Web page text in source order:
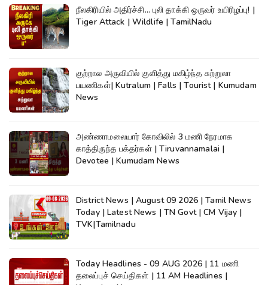
நீலகிரியில் அதிர்ச்சி... புலி தாக்கி ஒருவர் உயிரிழப்பு! |
Tiger Attack | Wildlife | TamilNadu
குற்றால அருவியில் குளித்து மகிழ்ந்த சுற்றுலா
பயணிகள்| Kutralum | Falls | Tourist | Kumudam
News
அண்ணாமலையார் கோவிலில் 3 மணி நேரமாக
காத்திருந்த பக்தர்கள் | Tiruvannamalai |
Devotee | Kumudam News
District News | August 09 2026 | Tamil News
Today | Latest News | TN Govt | CM Vijay |
TVK|Tamilnadu
Today Headlines - 09 AUG 2026 | 11 மணி
தலைப்புச் செய்திகள் | 11 AM Headlines |